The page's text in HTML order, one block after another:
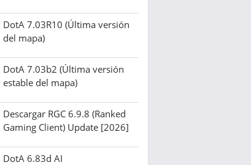
DotA 7.03R10 (Última versión
del mapa)
DotA 7.03b2 (Última versión
estable del mapa)
Descargar RGC 6.9.8 (Ranked
Gaming Client) Update [2026]
DotA 6.83d AI